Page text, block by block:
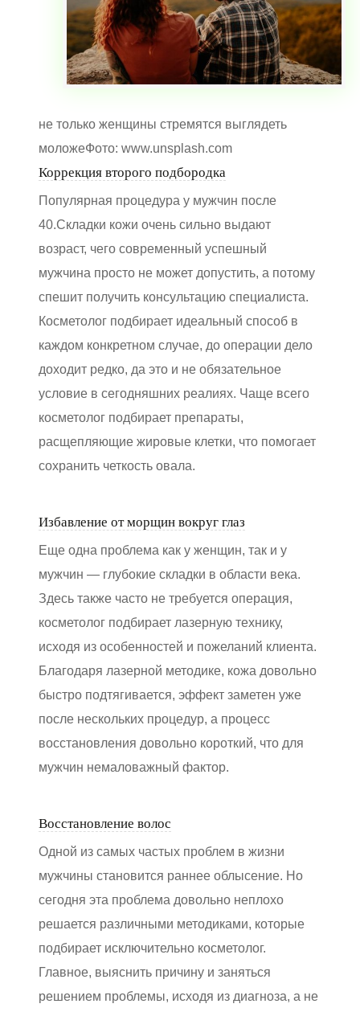
не только женщины стремятся выглядеть
моложеФото: www.unsplash.com
Коррекция второго подбородка
Популярная процедура у мужчин после
40.Складки кожи очень сильно выдают
возраст, чего современный успешный
мужчина просто не может допустить, а потому
спешит получить консультацию специалиста.
Косметолог подбирает идеальный способ в
каждом конкретном случае, до операции дело
доходит редко, да это и не обязательное
условие в сегодняшних реалиях. Чаще всего
косметолог подбирает препараты,
расщепляющие жировые клетки, что помогает
сохранить четкость овала.
Избавление от морщин вокруг глаз
Еще одна проблема как у женщин, так и у
мужчин — глубокие складки в области века.
Здесь также часто не требуется операция,
косметолог подбирает лазерную технику,
исходя из особенностей и пожеланий клиента.
Благодаря лазерной методике, кожа довольно
быстро подтягивается, эффект заметен уже
после нескольких процедур, а процесс
восстановления довольно короткий, что для
мужчин немаловажный фактор.
Восстановление волос
Одной из самых частых проблем в жизни
мужчины становится раннее облысение. Но
сегодня эта проблема довольно неплохо
решается различными методиками, которые
подбирает исключительно косметолог.
Главное, выяснить причину и заняться
решением проблемы, исходя из диагноза, а не